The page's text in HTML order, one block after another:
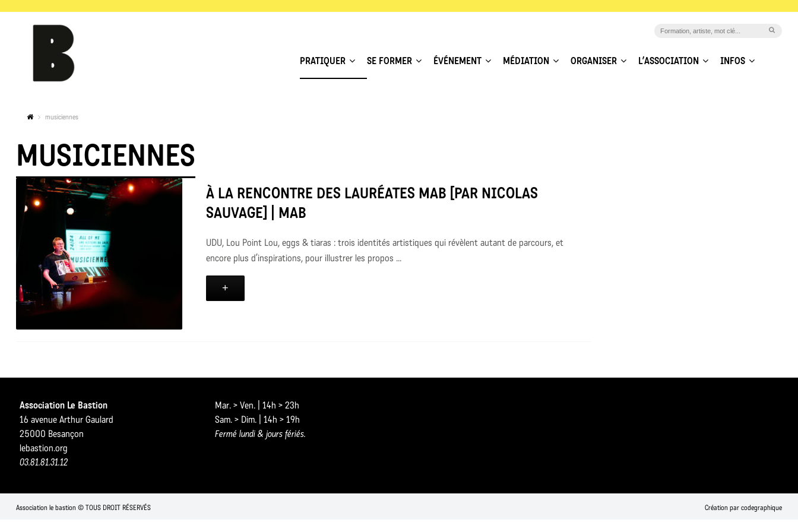
PRATIQUER SE FORMER ÉVÉNEMENT MÉDIATION ORGANISER L’ASSOCIATION INFOS
musiciennes
MUSICIENNES
À LA RENCONTRE DES LAURÉATES MAB [PAR NICOLAS
SAUVAGE] | MAB
UDU, Lou Point Lou, eggs & tiaras : trois identités artistiques qui révèlent autant de parcours, et
encore plus d’inspirations, pour illustrer les propos ...
+
Association Le Bastion
16 avenue Arthur Gaulard
25000 Besançon
lebastion.org
03.81.81.31.12
Mar. > Ven. | 14h > 23h
Sam. > Dim. | 14h > 19h
Fermé lundi & jours fériés.
Association le bastion © TOUS DROIT RÉSERVÉS Création par codegraphique